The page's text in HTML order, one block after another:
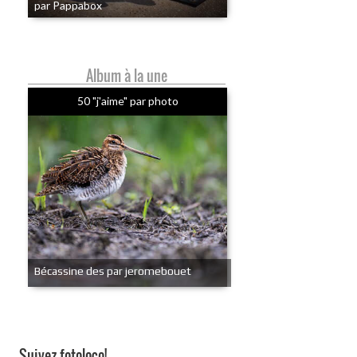
par Pappabox
Album à la une
50 "j'aime" par photo
Bécassine des par jeromebouet